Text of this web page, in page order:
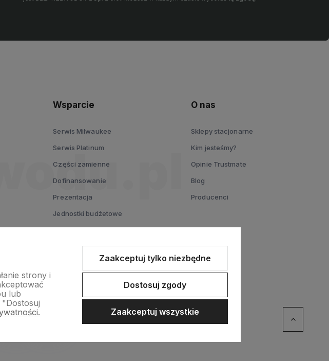
Wsparcie
Serwis Milwaukee
Serwis Platinum
Części zamienne
Dofinansowanie
Prezentacja
Jednostki budżetowe
Testuj MX FUEL
Voucher prezentowy
O nas
Sklepy stacjonarne
Kim jesteśmy?
Opinie Trustmate
Blog
Producenci
strony i
lub
Zaakceptuj tylko niezbędne
Dostosuj zgody
Zaakceptuj wszystkie